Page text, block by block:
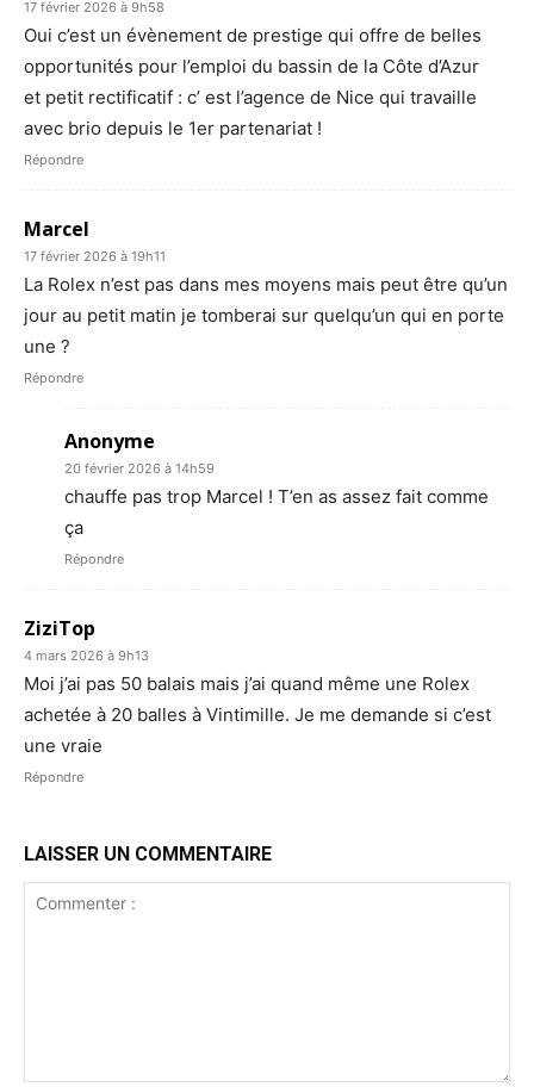
17 février 2026 à 9h58
Oui c’est un évènement de prestige qui offre de belles
opportunités pour l’emploi du bassin de la Côte d’Azur
et petit rectificatif : c’ est l’agence de Nice qui travaille
avec brio depuis le 1er partenariat !
Répondre
Marcel
17 février 2026 à 19h11
La Rolex n’est pas dans mes moyens mais peut être qu’un
jour au petit matin je tomberai sur quelqu’un qui en porte
une ?
Répondre
Anonyme
20 février 2026 à 14h59
chauffe pas trop Marcel ! T’en as assez fait comme
ça
Répondre
ZiziTop
4 mars 2026 à 9h13
Moi j’ai pas 50 balais mais j’ai quand même une Rolex
achetée à 20 balles à Vintimille. Je me demande si c’est
une vraie
Répondre
LAISSER UN COMMENTAIRE